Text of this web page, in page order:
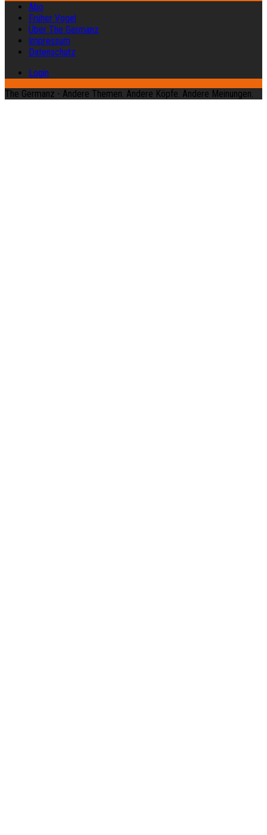
Abo
Früher Vogel
Über The Germanz
Impressum
Datenschutz
Login
The Germanz - Andere Themen. Andere Köpfe. Andere Meinungen.